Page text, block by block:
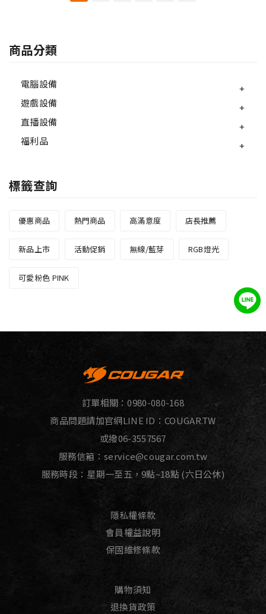
商品分類
電腦設備
遊戲設備
直播設備
福利品
標籤查詢
優惠商品 熱門商品 高滿意度 店長推薦
新品上市 活動促銷 無線/藍芽 RGB燈光
可愛粉色 PINK
訂單相關：0980-080-168
商品問題請加官網LINE ID： COUGAR.TW
或撥06-3557567
服務信箱：service@cougar.com.tw
服務時段：星期一至五，9點~18點 (六日公休)
隱私權條款
會員權益說明
保固維修條款
購物須知
退換貨政策